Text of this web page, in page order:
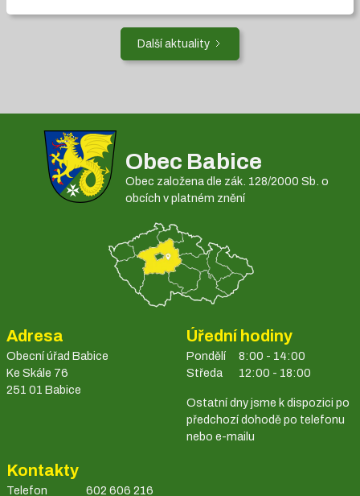
Další aktuality
Obec Babice
Obec založena dle zák. 128/2000 Sb. o
obcích v platném znění
Adresa
Obecní úřad Babice
Ke Skále 76
251 01 Babice
Úřední hodiny
Pondělí
Středa
8:00 - 14:00
12:00 - 18:00
Ostatní dny jsme k dispozici po
předchozí dohodě po telefonu
nebo e-mailu
Kontakty
Telefon 602 606 216